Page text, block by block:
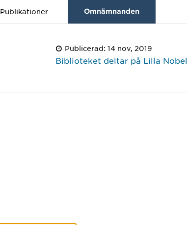
Publikationer Omnämnanden
Publicerad: 14 nov, 2019
Biblioteket deltar på Lilla Nobel